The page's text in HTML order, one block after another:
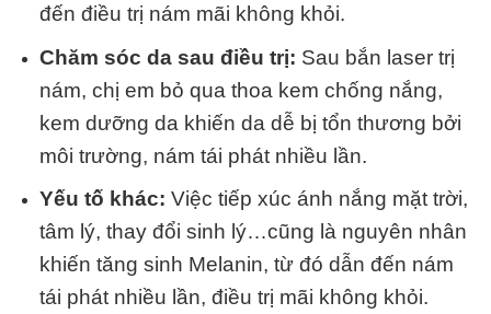
đến điều trị nám mãi không khỏi.
Chăm sóc da sau điều trị: Sau bắn laser trị
nám, chị em bỏ qua thoa kem chống nắng,
kem dưỡng da khiến da dễ bị tổn thương bởi
môi trường, nám tái phát nhiều lần.
Yếu tố khác: Việc tiếp xúc ánh nắng mặt trời,
tâm lý, thay đổi sinh lý…cũng là nguyên nhân
khiến tăng sinh Melanin, từ đó dẫn đến nám
tái phát nhiều lần, điều trị mãi không khỏi.